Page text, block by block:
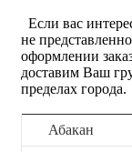
Если вас
не
оформлении
доставим Ваш
пределах города.
Абакан